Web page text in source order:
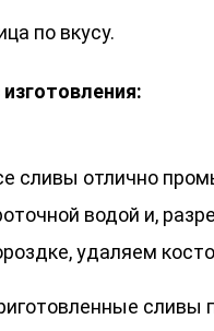
по вкусу.
сливы отлично
водой и,
удаляем
сливы